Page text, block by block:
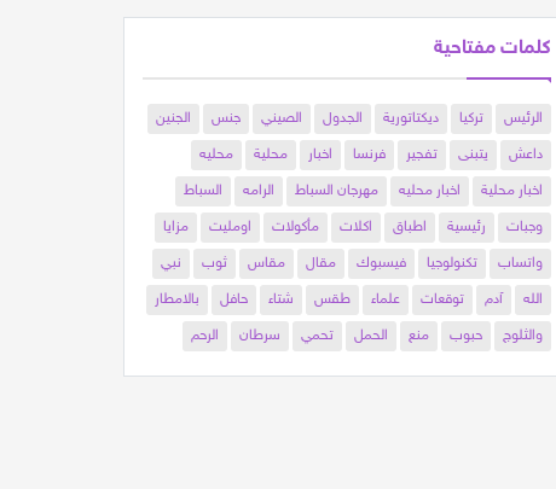
كلمات مفتاحية
الرئيس تركيا ديكتاتورية الجدول الصيني جنس
الجنين
داعش
يتبنى تفجير فرنسا اخبار محلية
محليه
اخبار محلية
اخبار محليه مهرجان السباط الرامه
السباط
وجبات
رئيسية اطباق اكلات مأكولات اومليت
مزايا
واتساب
تكنولوجيا فيسبوك مقال مقاس ثوب
نبي
الله
آدم توقعات علماء طقس شتاء حافل
بالامطار
والثلوج
حبوب منع الحمل تحمي سرطان الرحم